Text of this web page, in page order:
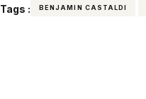
Tags : BENJAMIN CASTALDI